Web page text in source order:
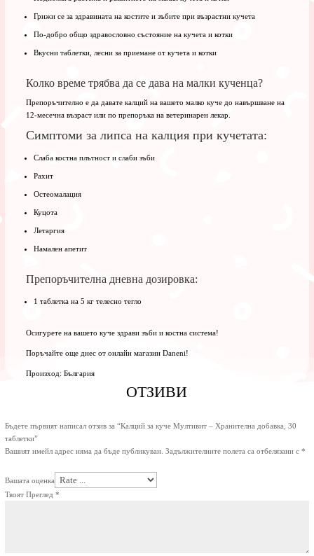
Грижи се за здравината на костите и зъбите при възрастни кучета
По-добро общо здравословно състояние на кучета и котки
Вкусни таблетки, лесни за приемане от кучета и котки
Колко време трябва да се дава на малки кученца?
Препоръчително е да давате калций на вашето малко куче до навършване на
12-месечна възраст или по препоръка на ветеринарен лекар.
Симптоми за липса на калция при кучетата:
Слаба костна плътност и слаби зъби
Рахит
Остеомалация
Куцота
Летаргия
Намален апетит
Препоръчителна дневна дозировка:
1 таблетка на 5 кг телесно тегло
Осигурете на вашето куче здрави зъби и костна система!
Поръчайте още днес от онлайн магазин Daneni!
Произход: България
ОТЗИВИ
Бъдете първият написал отзив за “Калций за куче Мултивит – Хранителна добавка, 30
таблетки”
Вашият имейл адрес няма да бъде публикуван. Задължителните полета са отбелязани с *
Вашата оценка
Твоят Преглед *